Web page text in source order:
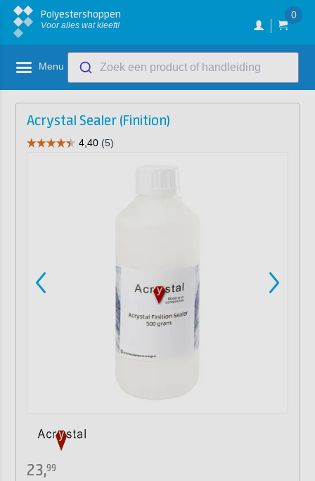
Polyestershoppen
Voor alles wat kleeft!
0
Menu Zoek een product of handleiding
Acrystal Sealer (Finition)
23,99